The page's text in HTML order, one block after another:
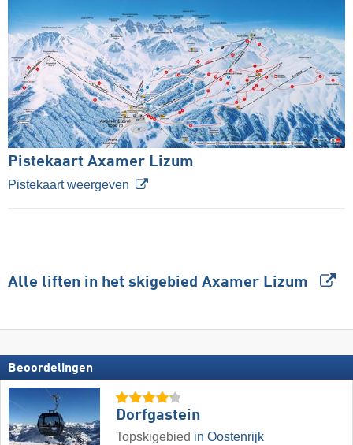
Pistekaart Axamer Lizum
Pistekaart weergeven
Alle liften in het skigebied Axamer Lizum
Beoordelingen
Dorfgastein
Topskigebied in Oostenrijk